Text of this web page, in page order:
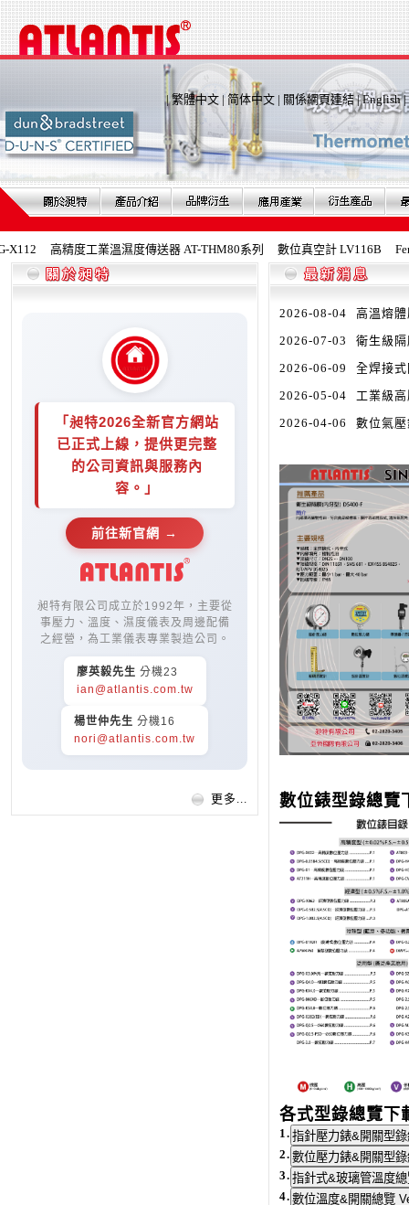
|繁體中文 |简体中文 | 關係網頁連結|English|
高精度工業溫濕度傳送器 AT-THM80系列 數位真空計 LV116B
「昶特2026全新官方網站
已正式上線，提供更完整
的公司資訊與服務內
容。」
前往新官網 →
昶特有限公司成立於1992年，主要從
事壓力、溫度、濕度儀表及周邊配備
之經營，為工業儀表專業製造公司。
廖英毅先生 分機23
ian@atlantis.com.tw
楊世仲先生 分機16
nori@atlantis.com.tw
更多...
2026-08-04
高溫熔
2026-07-03
衛生級
2026-06-09
全焊接
2026-05-04
工業級
2026-04-06
數位氣
數位錶型錄總覽
各式型錄總覽下
1.
2.
3.
4.